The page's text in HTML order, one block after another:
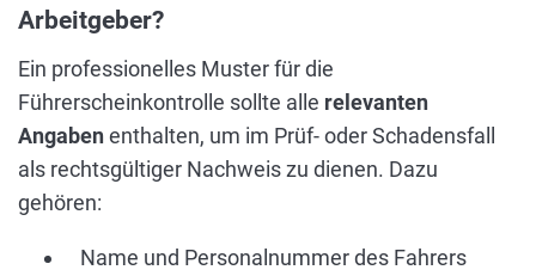
Arbeitgeber?
Ein professionelles Muster für die
Führerscheinkontrolle sollte alle relevanten
Angabenenthalten, um im Prüf- oder Schadensfall
als rechtsgültiger Nachweis zu dienen. Dazu
gehören:
Name und Personalnummer des Fahrers